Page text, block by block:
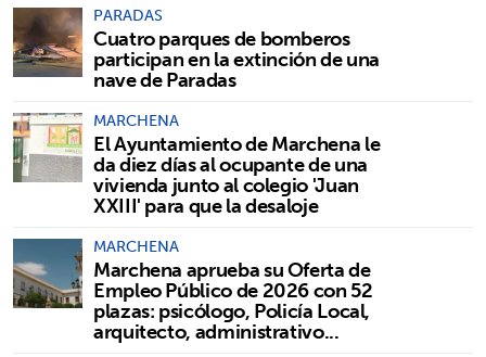
PARADAS
Cuatro parques de bomberos
participan en la extinción de una
nave de Paradas
MARCHENA
El Ayuntamiento de Marchena le
da diez días al ocupante de una
vivienda junto al colegio 'Juan
XXIII' para que la desaloje
MARCHENA
Marchena aprueba su Oferta de
Empleo Público de 2026 con 52
plazas: psicólogo, Policía Local,
arquitecto, administrativo...